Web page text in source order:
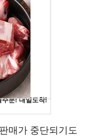
매가 중단되기도